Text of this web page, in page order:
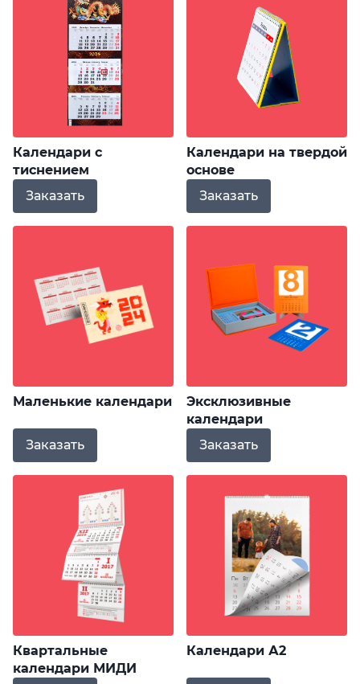
Календари с
тиснением
Заказать
Календари на твердой
основе
Заказать
Маленькие календари
Заказать
Эксклюзивные
календари
Заказать
Квартальные
календари МИДИ
Календари А2